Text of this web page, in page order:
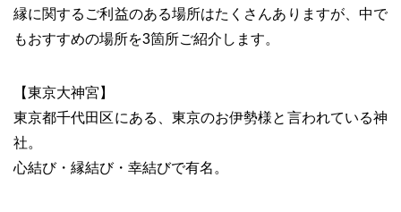
縁に関するご利益のある場所はたくさんありますが、中で
もおすすめの場所を3箇所ご紹介します。
【東京大神宮】
東京都千代田区にある、東京のお伊勢様と言われている神
社。
心結び・縁結び・幸結びで有名。